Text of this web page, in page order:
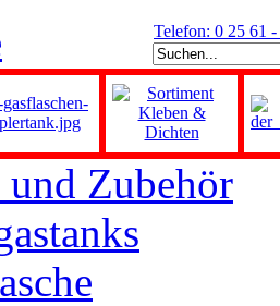
Telefon: 0 25 61
und Zubehör